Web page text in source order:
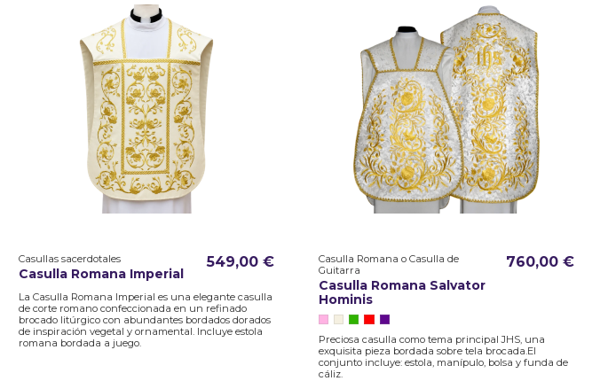
Casullas sacerdotales
Casulla Romana Imperial
549,00 €
La Casulla Romana Imperial es una elegante casulla
de corte romano confeccionada en un refinado
brocado litúrgico con abundantes bordados dorados
de inspiración vegetal y ornamental. Incluye estola
romana bordada a juego.
Casulla Romana o Casulla de
Guitarra
Casulla Romana Salvator
Hominis
760,00 €
Preciosa casulla como tema principal JHS, una
exquisita pieza bordada sobre tela brocada.El
conjunto incluye: estola, manípulo, bolsa y funda de
cáliz.